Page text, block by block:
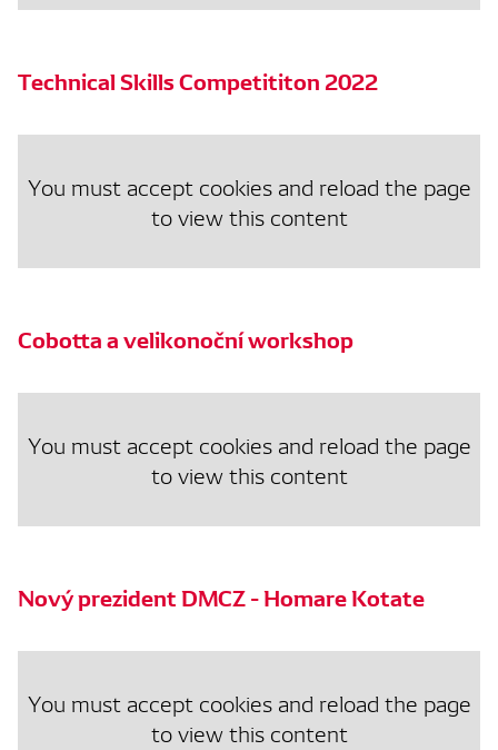
Technical Skills Competititon 2022
You must accept cookies and reload the page
to view this content
Cobotta a velikonoční workshop
You must accept cookies and reload the page
to view this content
Nový prezident DMCZ - Homare Kotate
You must accept cookies and reload the page
to view this content